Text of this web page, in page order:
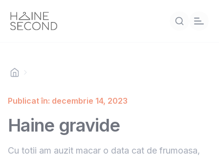
Publicat în: decembrie 14, 2023
Haine gravide
Cu totii am auzit macar o data cat de frumoasa,